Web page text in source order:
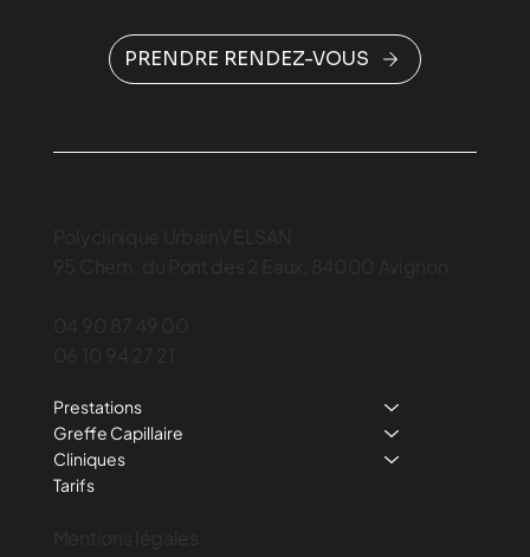
PRENDRE RENDEZ-VOUS
Prestations
Greffe Capillaire
Cliniques
Tarifs